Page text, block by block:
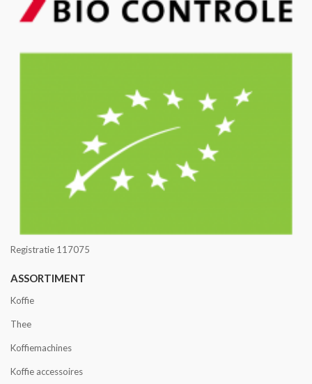
Registratie 117075
ASSORTIMENT
Koffie
Thee
Koffiemachines
Koffie accessoires